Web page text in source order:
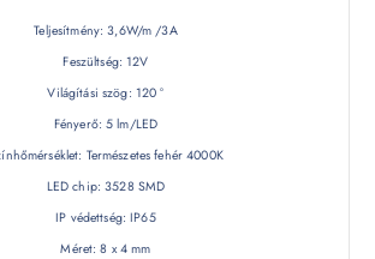
Teljesítmény: 3,6W/m /3A
Feszültség: 12V
Világítási szög: 120 °
Fényerő: 5 lm/LED
Természetes fehér 4000K
LED chip: 3528 SMD
IP védettség: IP65
Méret: 8 x 4 mm